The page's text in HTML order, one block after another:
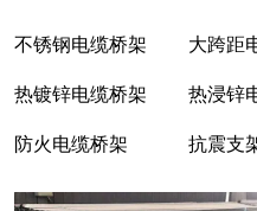
不锈钢电缆桥架 大跨距
热镀锌电缆桥架 热浸锌
防火电缆桥架 抗震支